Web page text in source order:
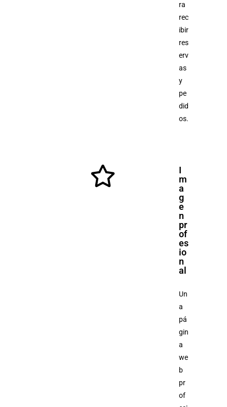
ra
rec
ibir
res
erv
as
y
pe
did
os.
I
m
a
g
e
n
pr
of
es
io
n
al
Un
a
pá
gin
a
we
b
pr
of